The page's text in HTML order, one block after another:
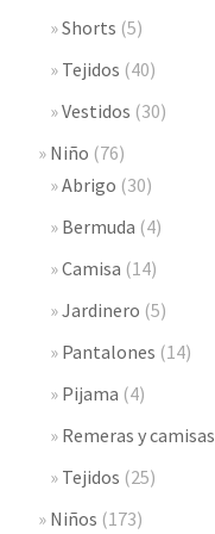
Shorts (5)
Tejidos (40)
Vestidos (30)
Niño (76)
Abrigo (30)
Bermuda (4)
Camisa (14)
Jardinero (5)
Pantalones (14)
Pijama (4)
Remeras y camisas
Tejidos (25)
Niños (173)